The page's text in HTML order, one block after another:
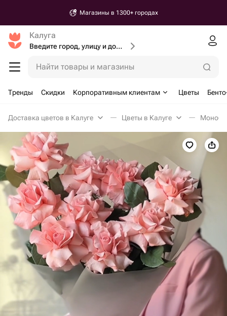
Магазины в 1300+ городах
Калуга
Введите город, улицу и дом доставки
Найти товары и магазины
Тренды Скидки Корпоративным клиентам Цветы
Доставка цветов в Калуге Цветы в Калуге